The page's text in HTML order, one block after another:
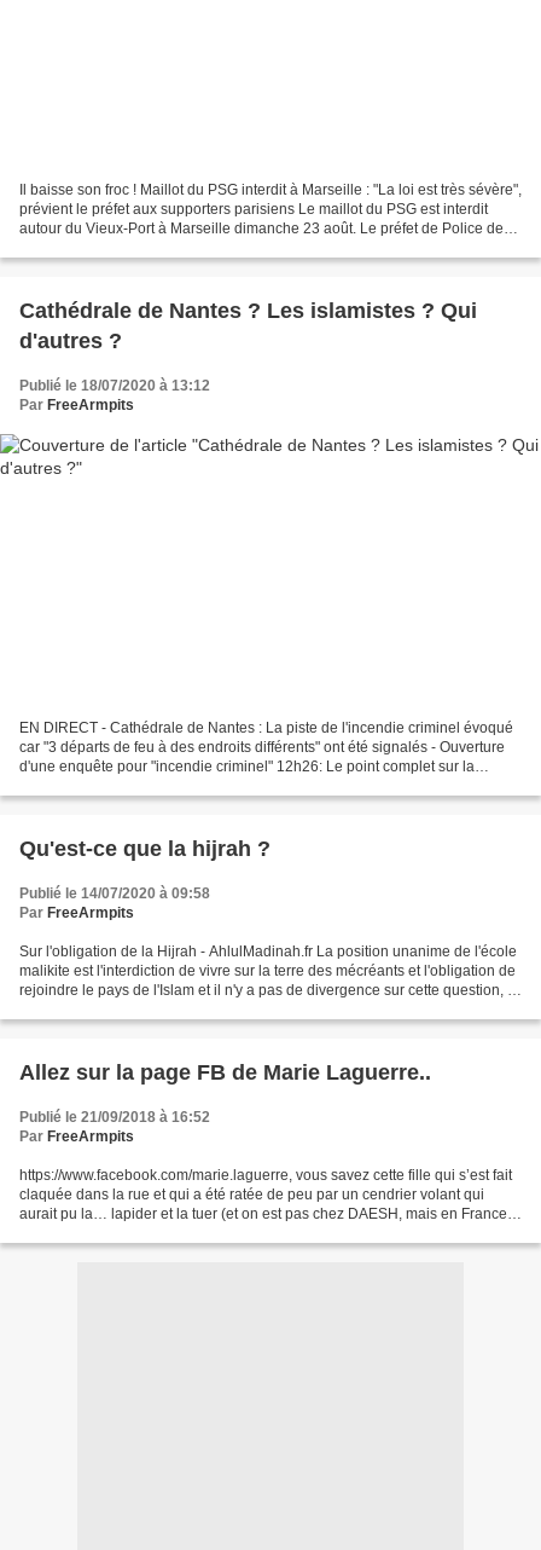
Il baisse son froc ! Maillot du PSG interdit à Marseille : "La loi est très sévère",
prévient le préfet aux supporters parisiens Le maillot du PSG est interdit
autour du Vieux-Port à Marseille dimanche 23 août. Le préfet de Police des
Cathédrale de Nantes ? Les islamistes ? Qui
d'autres ?
Publié le 18/07/2020 à 13:12
Par FreeArmpits
EN DIRECT - Cathédrale de Nantes : La piste de l'incendie criminel évoqué
car "3 départs de feu à des endroits différents" ont été signalés - Ouverture
d'une enquête pour "incendie criminel" 12h26: Le point complet sur la
Qu'est-ce que la hijrah ?
Publié le 14/07/2020 à 09:58
Par FreeArmpits
Sur l'obligation de la Hijrah - AhlulMadinah.fr La position unanime de l'école
malikite est l'interdiction de vivre sur la terre des mécréants et l'obligation de
rejoindre le pays de l'Islam et il n'y a pas de divergence sur cette question, ni
Allez sur la page FB de Marie Laguerre..
Publié le 21/09/2018 à 16:52
Par FreeArmpits
https://www.facebook.com/marie.laguerre, vous savez cette fille qui s’est fait
claquée dans la rue et qui a été ratée de peu par un cendrier volant qui
aurait pu la… lapider et la tuer (et on est pas chez DAESH, mais en France) ;